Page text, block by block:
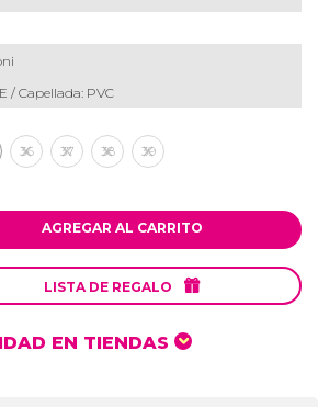
/ Capellada: PVC
36 37 38 39
AGREGAR AL CARRITO
LISTA DE REGALO 
EN TIENDAS